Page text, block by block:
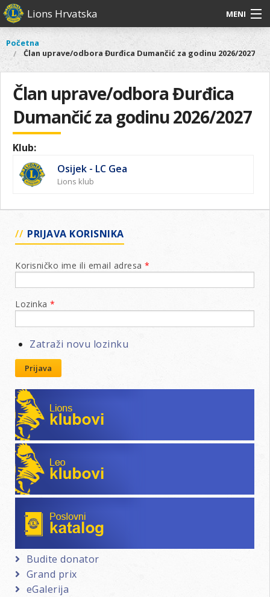
Skoči
na
sadržaj
Lions Hrvatska MENI
O nama
Lions Distrikt 126
Naši projekti
Aktivnosti
Glavni
izbornik
O
nama
Lions
Distrikt
126
Naši
projekti
Aktivnosti
Vi
ste
ovdje
Početna
Član uprave/odbora Đurđica Dumančić za godinu 2026/2027
Član uprave/odbora Đurđica
Dumančić za godinu 2026/2027
Klub:
Osijek - LC Gea
Lions klub
PRIJAVA KORISNIKA
Korisničko ime ili email adresa *
Lozinka *
Zatraži novu lozinku
Prijava
Lions klubovi
Leo klubovi
Budite donator
Grand prix
eGalerija